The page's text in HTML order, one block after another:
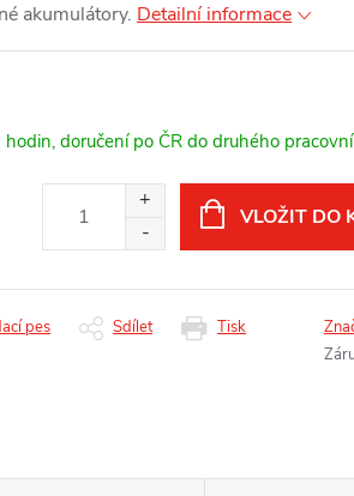
akumulátory. Detailní informace
doručení po ČR do druhého
VLOŽIT DO
Tisk
pes Sdílet